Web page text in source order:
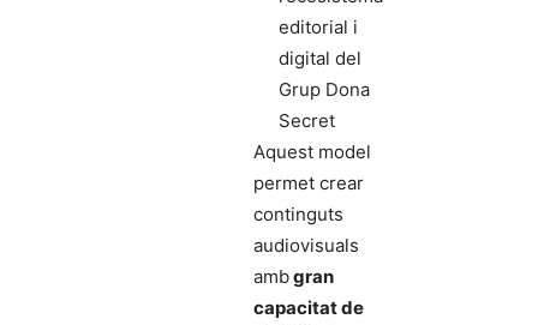
editorial i
digital del
Grup Dona
Secret
Aquest model
permet crear
continguts
audiovisuals
ambgran
capacitat de